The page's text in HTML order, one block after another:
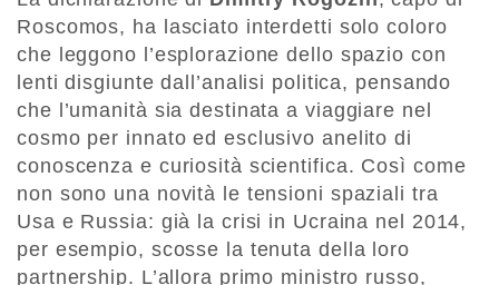
Roscomos, ha lasciato interdetti solo coloro
che leggono l’esplorazione dello spazio con
lenti disgiunte dall’analisi politica, pensando
che l’umanità sia destinata a viaggiare nel
cosmo per innato ed esclusivo anelito di
conoscenza e curiosità scientifica. Così come
non sono una novità le tensioni spaziali tra
Usa e Russia: già la crisi in Ucraina nel 2014,
per esempio, scosse la tenuta della loro
partnership. L’allora primo ministro russo,